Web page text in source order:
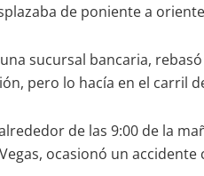
de poniente a
sucursal bancaria,
pero lo hacía en el carril
de las 9:00 de la
ocasionó un